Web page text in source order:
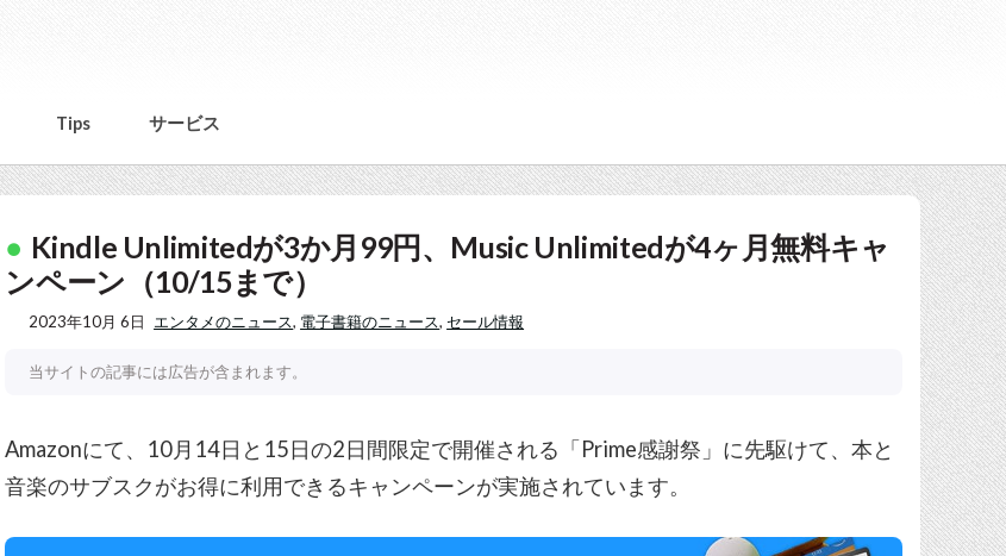
Tips サービス
Kindle Unlimitedが3か月99円、Music Unlimitedが4ヶ月無料キャ
ンペーン（10/15まで）
2023年10月 6日 エンタメのニュース, 電子書籍のニュース, セール情報
当サイトの記事には広告が含まれます。
Amazonにて、10月14日と15日の2日間限定で開催される「Prime感謝祭」に先駆けて、本と
音楽のサブスクがお得に利用できるキャンペーンが実施されています。